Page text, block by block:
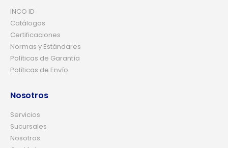
INCO ID
Catálogos
Certificaciones
Normas y Estándares
Políticas de Garantía
Políticas de Envío
Nosotros
Servicios
Sucursales
Nosotros